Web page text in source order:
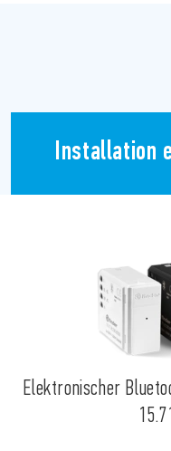
Installation
Elektronischer